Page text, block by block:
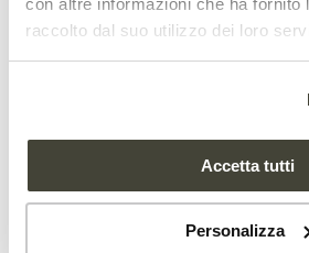
raccolto dal suo utilizzo dei loro
Accetta tutti
Personalizza
La soluzione?
ampliare gli spazi